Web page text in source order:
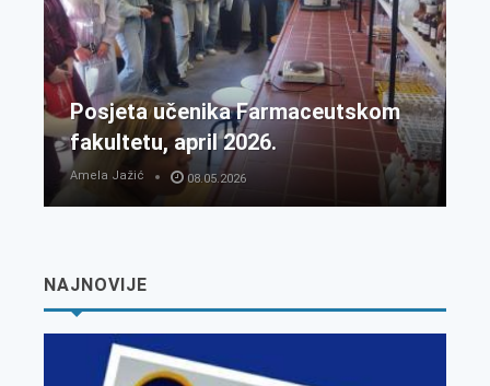
Posjeta učenika Farmaceutskom
fakultetu, april 2026.
Amela Jažić 08.05.2026
NAJNOVIJE